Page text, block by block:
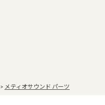
> メティオサウンド パーツ